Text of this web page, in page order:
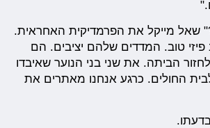
שאל מייקל את הפרמדיקית האחראית.
טוב. המדדים שלהם יציבים. הם
הביתה. את שני בני הנוער שאיבדו
החולים. כרגע אנחנו מאתרים את